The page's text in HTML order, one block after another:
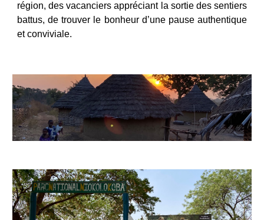
région, des vacanciers appréciant la sortie des sentiers
battus, de trouver le bonheur d’une pause authentique
et conviviale.